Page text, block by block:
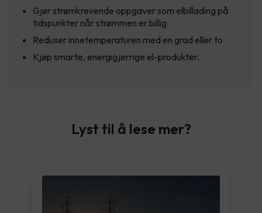
Gjør strømkrevende oppgaver som elbillading på
tidspunkter når strømmen er billig
Reduser innetemperaturen med en grad eller to
Kjøp smarte, energigjerrige el-produkter.
Lyst til å lese mer?